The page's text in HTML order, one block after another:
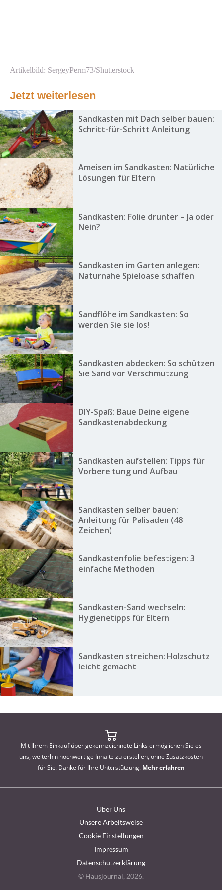
Artikelbild: SergeyPerm73/Shutterstock
Jetzt weiterlesen
Sandkasten mit Dach selber bauen:
Schritt-für-Schritt Anleitung
Ameisen im Sandkasten: Natürliche
Lösungen für Eltern
Sandkasten: Folie drunter – Ja oder
Nein?
Sandkasten im Garten anlegen:
Naturnahe Spieloase schaffen
Sandflöhe im Sandkasten: So
werden Sie sie los!
Sandkasten abdecken: So schützen
Sie Sand vor Verschmutzung
DIY-Spaß: Baue Deine eigene
Sandkastenabdeckung
Sandkasten aufstellen: Tipps für
Vorbereitung und Aufbau
Sandkasten selber bauen:
Anleitung für Palisaden (48
Zeichen)
Sandkastenfolie befestigen: 3
einfache Methoden
Sandkasten-Sand wechseln:
Hygienetipps für Eltern
Sandkasten streichen: Holzschutz
leicht gemacht
Mit Ihrem Einkauf über gekennzeichnete Links ermöglichen Sie es
uns, weiterhin hochwertige Inhalte zu erstellen, ohne Zusatzkosten
für Sie. Danke für Ihre Unterstützung. Mehr erfahren
Über Uns
Unsere Arbeitsweise
Cookie Einstellungen
Impressum
Datenschutzerklärung
© Hausjournal, 2026.